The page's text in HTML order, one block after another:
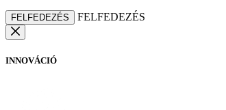
FELFEDEZÉS FELFEDEZÉS
INNOVÁCIÓ